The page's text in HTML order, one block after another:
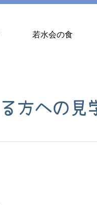
若水会の食
方への見